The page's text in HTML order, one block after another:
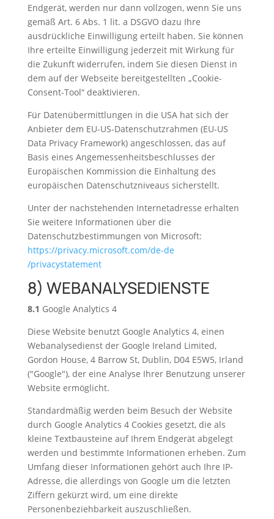
Endgerät, werden nur dann vollzogen, wenn Sie uns
gemäß Art. 6 Abs. 1 lit. a DSGVO dazu Ihre
ausdrückliche Einwilligung erteilt haben. Sie können
Ihre erteilte Einwilligung jederzeit mit Wirkung für
die Zukunft widerrufen, indem Sie diesen Dienst in
dem auf der Webseite bereitgestellten „Cookie-
Consent-Tool“ deaktivieren.
Für Datenübermittlungen in die USA hat sich der
Anbieter dem EU-US-Datenschutzrahmen (EU-US
Data Privacy Framework) angeschlossen, das auf
Basis eines Angemessenheitsbeschlusses der
Europäischen Kommission die Einhaltung des
europäischen Datenschutzniveaus sicherstellt.
Unter der nachstehenden Internetadresse erhalten
Sie weitere Informationen über die
Datenschutzbestimmungen von Microsoft:
https://privacy.microsoft.com/de-de
/privacystatement
8) WEBANALYSEDIENSTE
8.1 Google Analytics 4
Diese Website benutzt Google Analytics 4, einen
Webanalysedienst der Google Ireland Limited,
Gordon House, 4 Barrow St, Dublin, D04 E5W5, Irland
("Google"), der eine Analyse Ihrer Benutzung unserer
Website ermöglicht.
Standardmäßig werden beim Besuch der Website
durch Google Analytics 4 Cookies gesetzt, die als
kleine Textbausteine auf Ihrem Endgerät abgelegt
werden und bestimmte Informationen erheben. Zum
Umfang dieser Informationen gehört auch Ihre IP-
Adresse, die allerdings von Google um die letzten
Ziffern gekürzt wird, um eine direkte
Personenbeziehbarkeit auszuschließen.